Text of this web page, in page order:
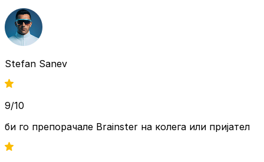
Stefan Sanev
9/10
би го препорачале Brainster на колега или пријател